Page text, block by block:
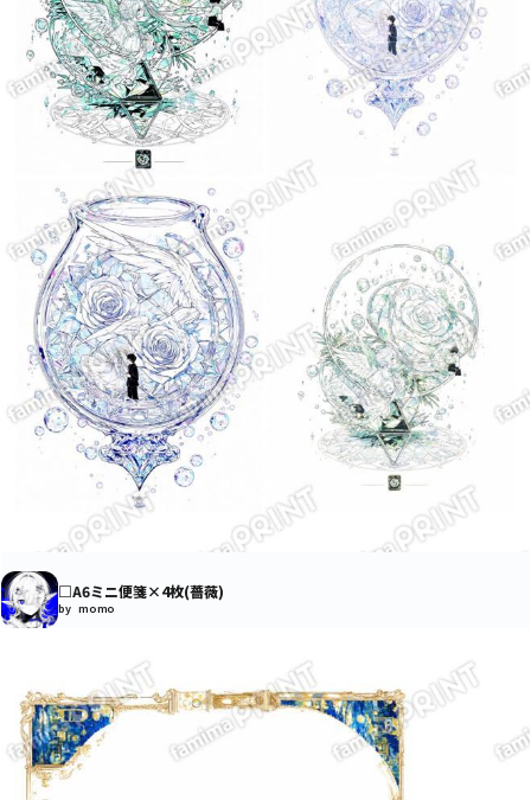
□A6ミニ便箋×4枚(薔薇)
by momo